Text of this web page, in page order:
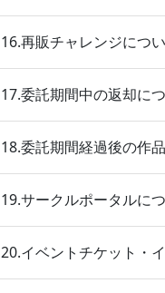
16.再販チャレンジにつ
17.委託期間中の返却に
18.委託期間経過後の作
19.サークルポータルに
20.イベントチケット・